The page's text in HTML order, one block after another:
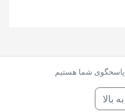
پاسخگوی شما هستیم